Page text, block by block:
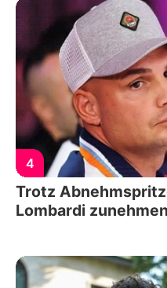
4
Trotz
Lombardi zunehmen